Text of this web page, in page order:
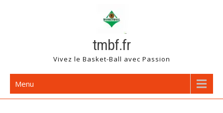
tmbf.fr
Vivez le Basket-Ball avec Passion
Menu